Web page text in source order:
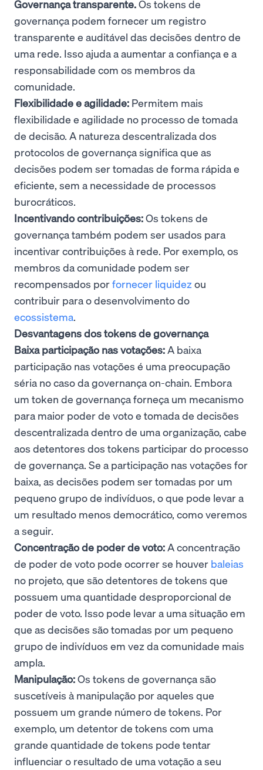
Governança transparente.Os tokens de
governança podem fornecer um registro
transparente e auditável das decisões dentro de
uma rede. Isso ajuda a aumentar a confiança e a
responsabilidade com os membros da
comunidade.
Flexibilidade e agilidade: Permitem mais
flexibilidade e agilidade no processo de tomada
de decisão. A natureza descentralizada dos
protocolos de governança significa que as
decisões podem ser tomadas de forma rápida e
eficiente, sem a necessidade de processos
burocráticos.
Incentivando contribuições:Os tokens de
governança também podem ser usados para
incentivar contribuições à rede. Por exemplo, os
membros da comunidade podem ser
recompensados porfornecer liquidez ou
contribuir para o desenvolvimento do
ecossistema.
Desvantagens dos tokens de governança
Baixa participação nas votações:A baixa
participação nas votações é uma preocupação
séria no caso da governança on-chain. Embora
um token de governança forneça um mecanismo
para maior poder de voto e tomada de decisões
descentralizada dentro de uma organização, cabe
aos detentores dos tokens participar do processo
de governança. Se a participação nas votações for
baixa, as decisões podem ser tomadas por um
pequeno grupo de indivíduos, o que pode levar a
um resultado menos democrático, como veremos
a seguir.
Concentração de poder de voto:A concentração
de poder de voto pode ocorrer se houver baleias
no projeto, que são detentores de tokens que
possuem uma quantidade desproporcional de
poder de voto. Isso pode levar a uma situação em
que as decisões são tomadas por um pequeno
grupo de indivíduos em vez da comunidade mais
ampla.
Manipulação:Os tokens de governança são
suscetíveis à manipulação por aqueles que
possuem um grande número de tokens. Por
exemplo, um detentor de tokens com uma
grande quantidade de tokens pode tentar
influenciar o resultado de uma votação a seu